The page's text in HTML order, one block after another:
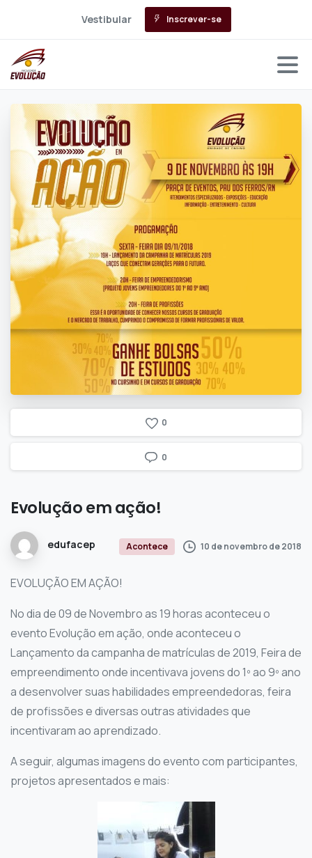
Vestibular Inscrever-se
0
0
Evoluçãoemação!
edufacep Acontece 10 de novembro de 2018
EVOLUÇÃO EM AÇÃO!
No dia de 09 de Novembro as 19 horas aconteceu o
evento Evolução em ação, onde aconteceu o
Lançamento da campanha de matrículas de 2019, Feira de
empreendimento onde incentivava jovens do 1º ao 9º ano
a desenvolver suas habilidades empreendedoras, feira
de profissões e diversas outras atividades que
incentivaram ao aprendizado.
A seguir, algumas imagens do evento com participantes,
projetos apresentados e mais: